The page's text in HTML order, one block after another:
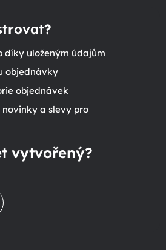
díky uloženým údajům
objednávky
objednávek
novinky a slevy pro
vytvořený?